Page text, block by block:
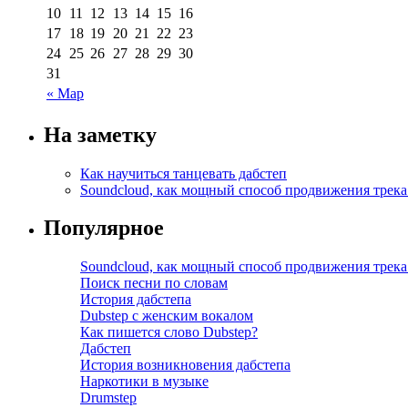
« Мар
10 11 12 13 14 15 16
17 18 19 20 21 22 23
24 25 26 27 28 29 30
31
На заметку
Как научиться танцевать дабстеп
Soundcloud, как мощный способ продвижения
Популярное
Soundcloud, как мощный способ продвижения
Поиск песни по словам
История дабстепа
Dubstep с женским вокалом
Как пишется слово Dubstep?
Дабстеп
История возникновения дабстепа
Наркотики в музыке
Drumstep